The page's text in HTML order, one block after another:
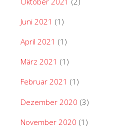
Juni 2021 (1)
April 2021 (1)
März 2021 (1)
Februar 2021 (1)
Dezember 2020 (3)
November 2020 (1)